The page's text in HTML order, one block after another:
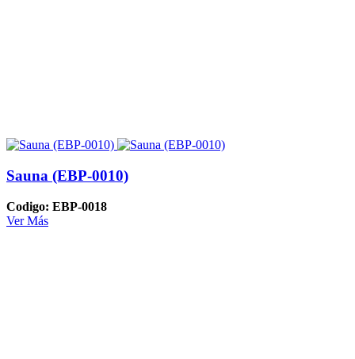
Sauna (EBP-0010)
Codigo: EBP-0018
Ver Más